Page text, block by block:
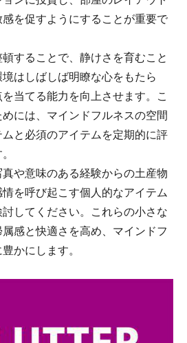
を促すようにすることが重要で
することで、静けさを育むこと
はしばしば明瞭な心をもたら
当てる能力を向上させます。こ
には、マインドフルネスの空間
と必須のアイテムを定期的に評
や意味のある経験からの土産物
を呼び起こす個人的なアイテム
してください。これらの小さな
感と快適さを高め、マインドフ
かにします。